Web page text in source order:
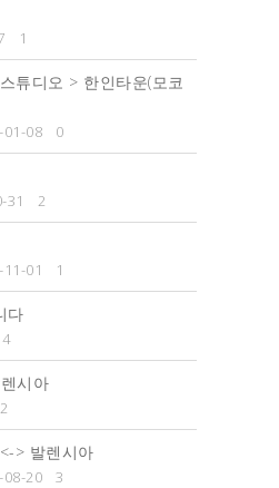
1
튜디오 > 한인타운(모코
01-08 0
31 2
01 1
다
4
시아
2
> 발렌시아
08-20 3